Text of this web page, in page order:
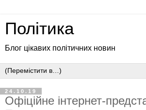
Політика
Блог цікавих політичних новин
24.10.19
Офіційне інтернет-